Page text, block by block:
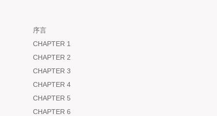
序言
CHAPTER 1
CHAPTER 2
CHAPTER 3
CHAPTER 4
CHAPTER 5
CHAPTER 6